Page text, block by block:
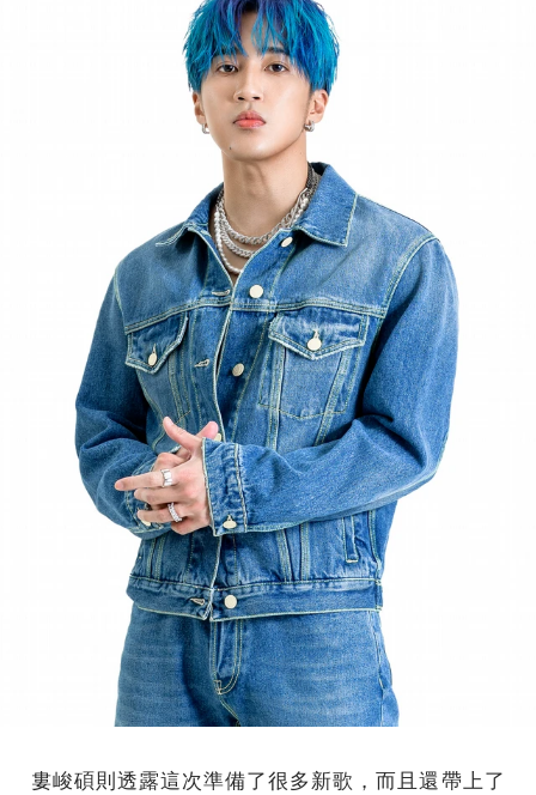
婁峻碩則透露這次準備了很多新歌，而且還帶上了